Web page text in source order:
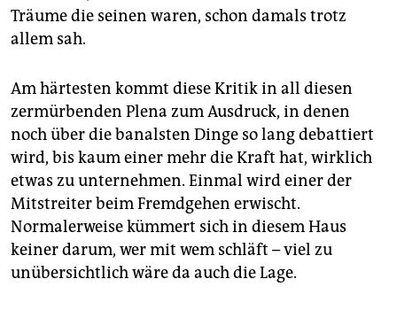
Träume die seinen waren, schon damals trotz
allem sah.
Am härtesten kommt diese Kritik in all diesen
zermürbenden Plena zum Ausdruck, in denen
noch über die banalsten Dinge so lang debattiert
wird, bis kaum einer mehr die Kraft hat, wirklich
etwas zu unternehmen. Einmal wird einer der
Mitstreiter beim Fremdgehen erwischt.
Normalerweise kümmert sich in diesem Haus
keiner darum, wer mit wem schläft – viel zu
unübersichtlich wäre da auch die Lage.